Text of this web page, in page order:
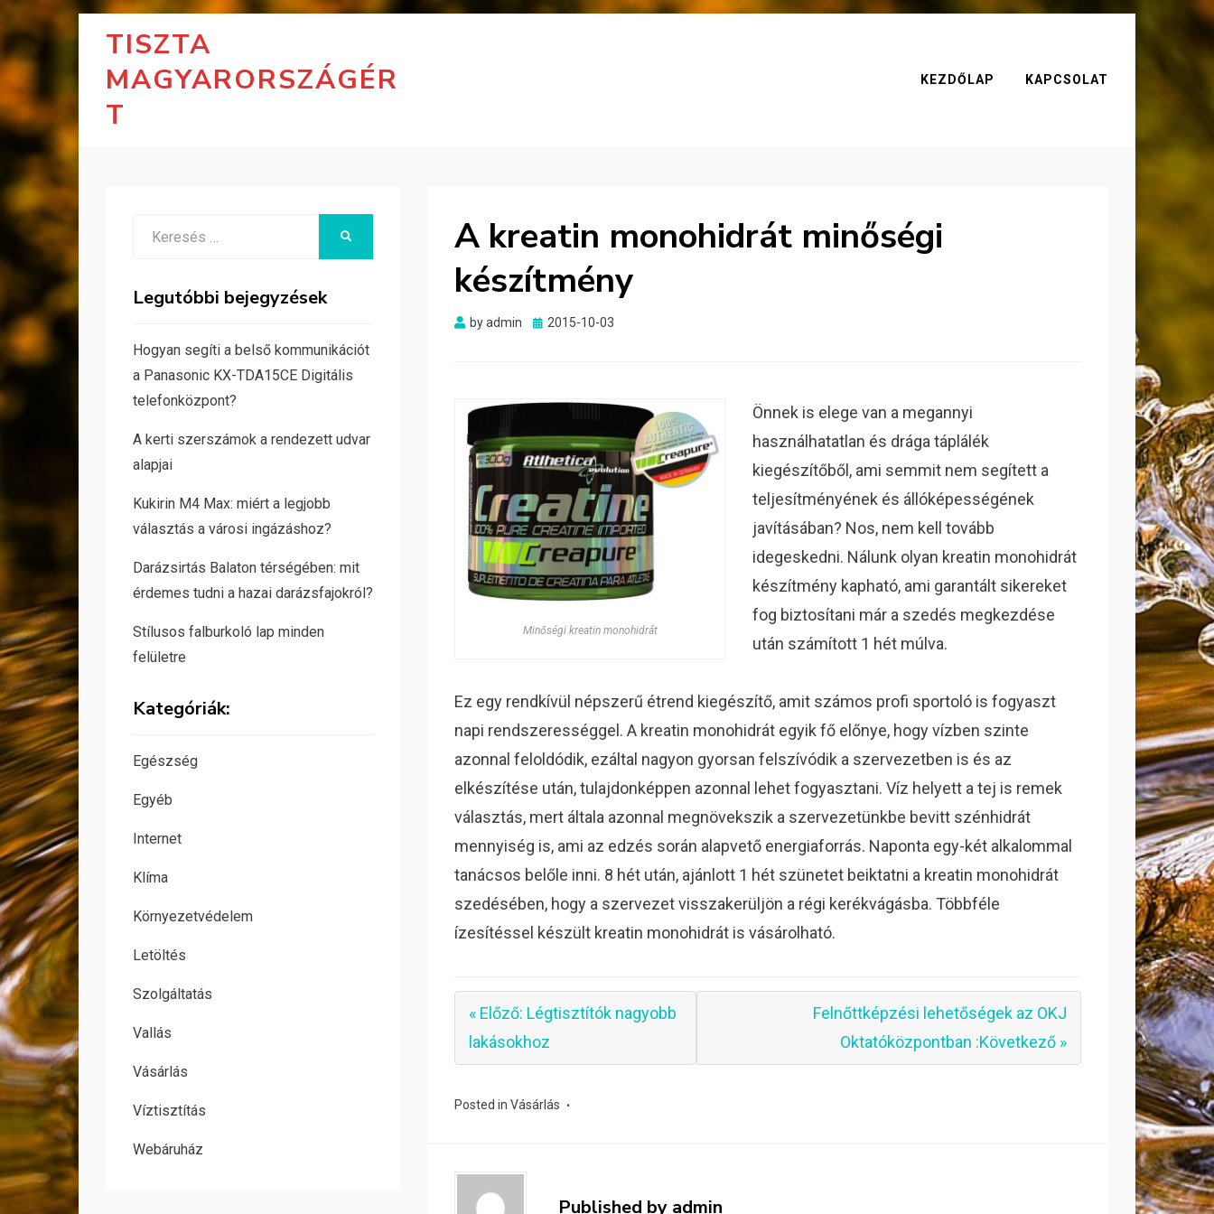
TISZTA
MAGYARORSZÁGÉR
T
KEZDŐLAP KAPCSOLAT
A kreatin monohidrát minőségi
készítmény
byadmin
Posted
2015-10-03
Minőségi kreatin monohidrát
Önnek is elege van a megannyi
használhatatlan és drága táplálék
kiegészítőből, ami semmit nem segített a
teljesítményének és állóképességének
javításában? Nos, nem kell tovább
idegeskedni. Nálunk olyan kreatin monohidrát
készítmény kapható, ami garantált sikereket
fog biztosítani már a szedés megkezdése
után számított 1 hét múlva.
Ez egy rendkívül népszerű étrend kiegészítő, amit számos profi sportoló is fogyaszt
napi rendszerességgel. A kreatin monohidrát egyik fő előnye, hogy vízben szinte
azonnal feloldódik, ezáltal nagyon gyorsan felszívódik a szervezetben is és az
elkészítése után, tulajdonképpen azonnal lehet fogyasztani. Víz helyett a tej is remek
választás, mert általa azonnal megnövekszik a szervezetünkbe bevitt szénhidrát
mennyiség is, ami az edzés során alapvető energiaforrás. Naponta egy-két alkalommal
tanácsos belőle inni. 8 hét után, ajánlott 1 hét szünetet beiktatni a kreatin monohidrát
szedésében, hogy a szervezet visszakerüljön a régi kerékvágásba. Többféle
ízesítéssel készült kreatin monohidrát is vásárolható.
« Előző: Légtisztítók nagyobb
lakásokhoz
Felnőttképzési lehetőségek az OKJ
Oktatóközpontban :Következő »
Posted inVásárlás
Published by admin
Legutóbbi bejegyzések
Hogyan segíti a belső kommunikációt
a Panasonic KX-TDA15CE Digitális
telefonközpont?
A kerti szerszámok a rendezett udvar
alapjai
Kukirin M4 Max: miért a legjobb
választás a városi ingázáshoz?
Darázsirtás Balaton térségében: mit
érdemes tudni a hazai darázsfajokról?
Stílusos falburkoló lap minden
felületre
Kategóriák:
Egészség
Egyéb
Internet
Klíma
Környezetvédelem
Letöltés
Szolgáltatás
Vallás
Vásárlás
Víztisztítás
Webáruház